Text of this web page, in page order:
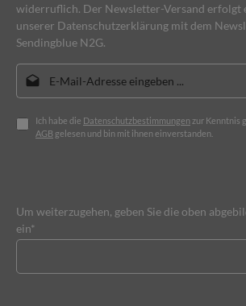
widerruflich. Der Newsletter-Versand erfolgt
unserer Datenschutzerklärung mit dem
Sendingblue N2G.
E-Mail-Adresse*
Ich habe die Datenschutzbestimmungen zur Kenntnis
AGB gelesen und bin mit ihnen einverstanden.
Um weiterzugehen, geben Sie die oben
ein*